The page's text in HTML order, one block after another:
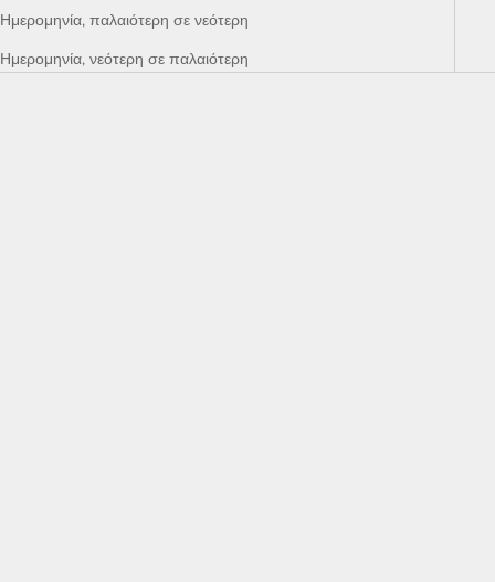
Ημερομηνία, παλαιότερη σε νεότερη
Ημερομηνία, νεότερη σε παλαιότερη